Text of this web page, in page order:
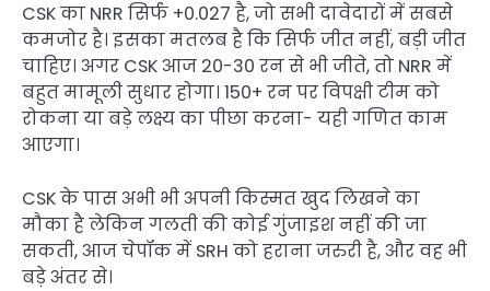
CSK का NRR सिर्फ +0.027 है, जो सभी दावेदारों में सबसे
कमजोर है। इसका मतलब है कि सिर्फ जीत नहीं, बड़ी जीत
चाहिए। अगर CSK आज 20-30 रन से भी जीते, तो NRR में
बहुत मामूली सुधार होगा। 150+ रन पर विपक्षी टीम को
रोकना या बड़े लक्ष्य का पीछा करना- यही गणित काम
आएगा।
CSK के पास अभी भी अपनी किस्मत खुद लिखने का
मौका है लेकिन गलती की कोई गुंजाइश नहीं की जा
सकती, आज चेपॉक में SRH को हराना जरुरी है, और वह भी
बड़े अंतर से।